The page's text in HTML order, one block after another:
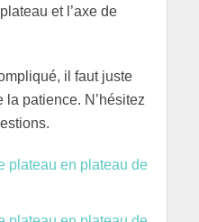
et l’axe de
il faut juste
la patience. N’hésitez